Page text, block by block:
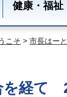
健康・福祉
こそ > 市長はー
を経て